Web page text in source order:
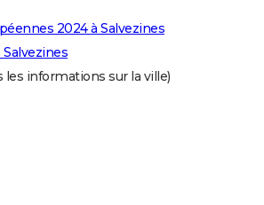
2024 à Salvezines
les informations sur la ville)